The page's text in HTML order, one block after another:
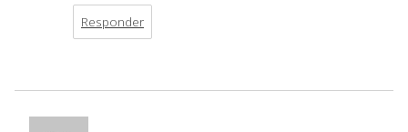
Responder